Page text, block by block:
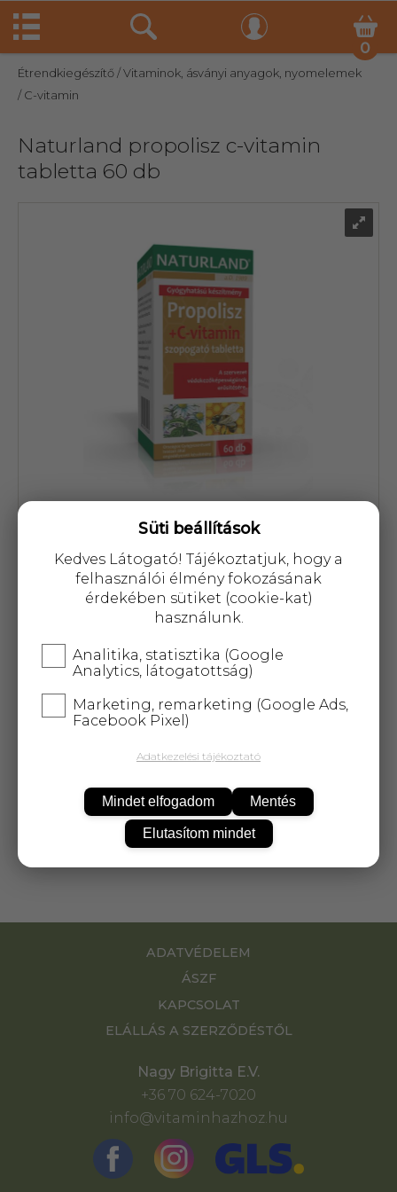
0
Étrendkiegészítő/ Vitaminok, ásványi anyagok, nyomelemek
/ C-vitamin
Naturland propolisz c-vitamin
tabletta 60 db
Cikkszám: 21936
3 930 Ft
KOSÁRBA
felett5 kg-igingyenes kiszállítás!
Immunerősítő, gyulladáscsökkentő, megfázásos
problémákat enyhítő propoliszos C-vitamin
ADATVÉDELEM
ÁSZF
KAPCSOLAT
ELÁLLÁS A SZERZŐDÉSTŐL
Nagy Brigitta E.V.
+36 70 624-7020
info@vitaminhazhoz.hu
Süti beállítások
Kedves Látogató! Tájékoztatjuk, hogy a
felhasználói élmény fokozásának
érdekében sütiket (cookie-kat)
használunk.
Analitika, statisztika (Google
Analytics, látogatottság)
Marketing, remarketing (Google Ads,
Facebook Pixel)
Adatkezelési tájékoztató
Mindet elfogadom Mentés
Elutasítom mindet